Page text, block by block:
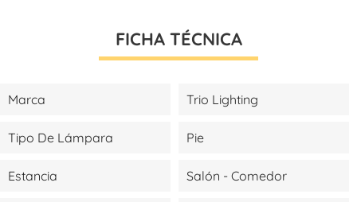
FICHA TÉCNICA
Marca Trio Lighting
Tipo De Lámpara Pie
Estancia Salón - Comedor